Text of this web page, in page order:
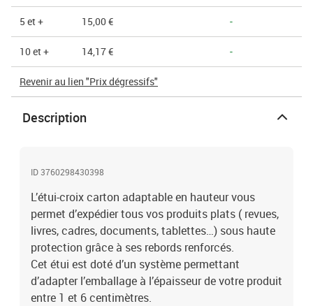
5 et + 15,00 € -
10 et + 14,17 € -
Revenir au lien "Prix dégressifs"
Description
ID 3760298430398
L’étui-croix carton adaptable en hauteur vous
permet d’expédier tous vos produits plats ( revues,
livres, cadres, documents, tablettes…) sous haute
protection grâce à ses rebords renforcés.
Cet étui est doté d’un système permettant
d’adapter l’emballage à l’épaisseur de votre produit
entre 1 et 6 centimètres.